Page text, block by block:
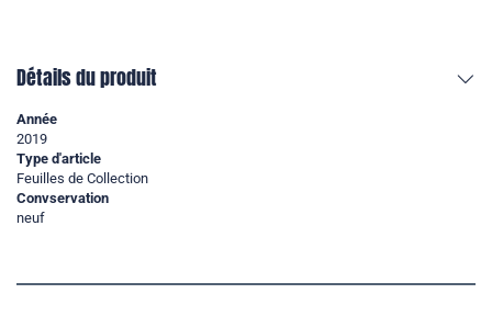
Détails du produit
Année
2019
Type d'article
Feuilles de Collection
Convservation
neuf